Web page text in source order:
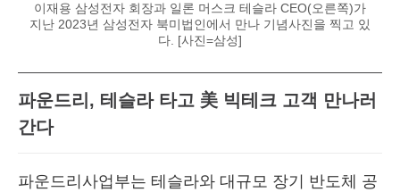
이재용 삼성전자 회장과 일론 머스크 테슬라 CEO(오른쪽)가
지난 2023년 삼성전자 북미법인에서 만나 기념사진을 찍고 있
다. [사진=삼성]
파운드리, 테슬라 타고 美 빅테크 고객 만나러
간다
파운드리사업부는 테슬라와 대규모 장기 반도체 공